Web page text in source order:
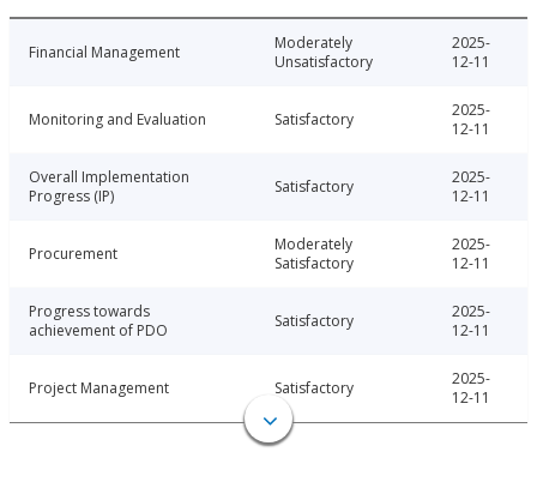
Financial Management
Moderately
Unsatisfactory
2025-
12-11
Monitoring and Evaluation Satisfactory
2025-
12-11
Overall Implementation
Progress (IP)
Satisfactory
2025-
12-11
Procurement
Moderately
Satisfactory
2025-
12-11
Progress towards
achievement of PDO
Satisfactory
2025-
12-11
Project Management Satisfactory
2025-
12-11